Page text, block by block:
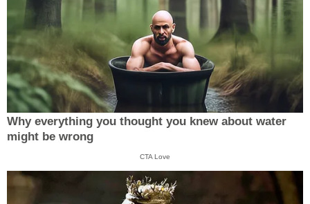
Why everything you thought you knew about water
might be wrong
CTA Love